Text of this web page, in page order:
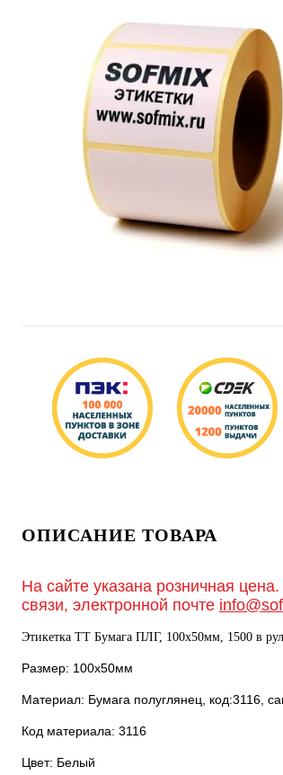
ОПИСАНИЕ ТОВАРА
На сайте указана розничная
связи, электронной почте
Этикетка ТТ Бумага ПЛГ, 100х50мм, 1500 в
Размер: 100х50мм
Материал: Бумага полуглянец, код:3116,
Код материала: 3116
Цвет: Белый